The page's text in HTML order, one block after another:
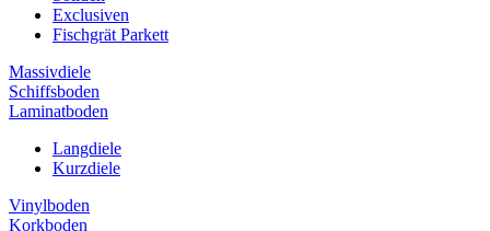
Exclusiven
Fischgrät Parkett
Massivdiele
Schiffsboden
Laminatboden
Langdiele
Kurzdiele
Vinylboden
Korkboden